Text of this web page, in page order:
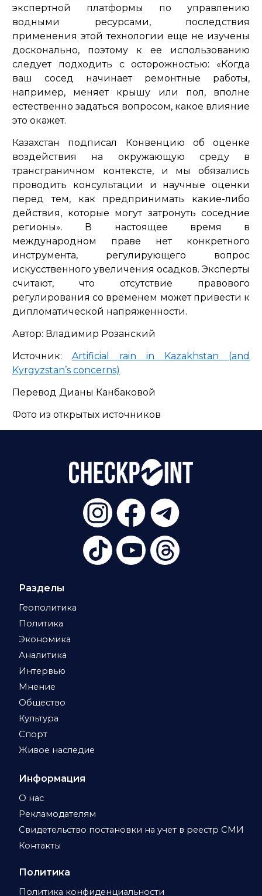
экспертной платформы по управлению
водными ресурсами, последствия
применения этой технологии еще не изучены
досконально, поэтому к ее использованию
следует подходить с осторожностью: «Когда
ваш сосед начинает ремонтные работы,
например, меняет крышу или пол, вполне
естественно задаться вопросом, какое влияние
это окажет.
Казахстан подписал Конвенцию об оценке
воздействия на окружающую среду в
трансграничном контексте, и мы обязались
проводить консультации и научные оценки
перед тем, как предпринимать какие-либо
действия, которые могут затронуть соседние
регионы». В настоящее время в
международном праве нет конкретного
инструмента, регулирующего вопрос
искусственного увеличения осадков. Эксперты
считают, что отсутствие правового
регулирования со временем может привести к
дипломатической напряженности.
Автор: Владимир Розанский
Источник: Artificial rain in Kazakhstan (and
Kyrgyzstan’s concerns)
Перевод Дианы Канбаковой
Фото из открытых источников
Разделы
Геополитика
Политика
Экономика
Аналитика
Интервью
Мнение
Общество
Культура
Спорт
Живое наследие
Информация
О нас
Рекламодателям
Свидетельство постановки на учет в реестр СМИ
Контакты
Политика
Политика конфиденциальности